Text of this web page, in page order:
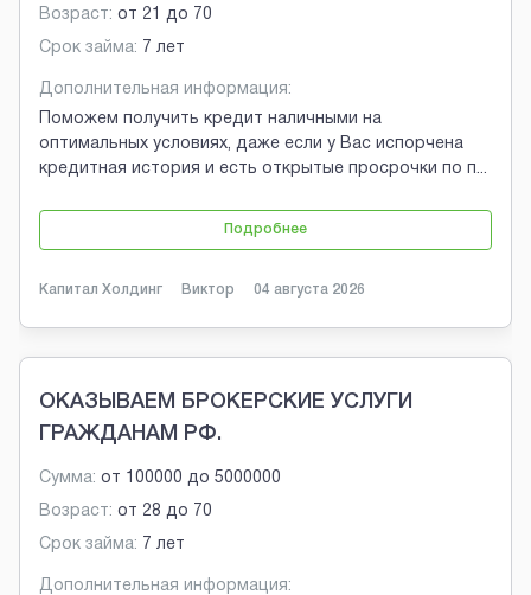
Возраст: от 21 до 70
Срок займа: 7 лет
Дополнительная информация:
Поможем получить кредит наличными на
оптимальных условиях, даже если у Вас испорчена
кредитная история и есть открытые просрочки по п...
Подробнее
Капитал Холдинг Виктор 04 августа 2026
ОКАЗЫВАЕМ БРОКЕРСКИЕ УСЛУГИ
ГРАЖДАНАМ РФ.
Сумма: от 100000 до 5000000
Возраст: от 28 до 70
Срок займа: 7 лет
Дополнительная информация: